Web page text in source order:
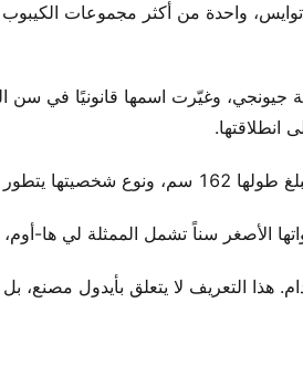
واحدة من أكثر مجموعات
وغيّرت اسمها قانونيًا في سن
يتعمق معها المعجبون.
الأصغر سناً تشمل الممثلة لي ها-
هذا التعريف لا يتعلق بأيدول